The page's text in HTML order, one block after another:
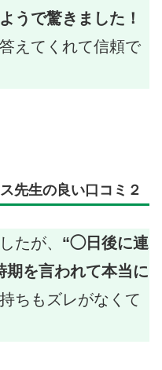
うで驚きました！
えてくれて信頼で
先生の良い口コミ２
たが、 “◯日後に連
期を言われて本当に
ちもズレがなくて